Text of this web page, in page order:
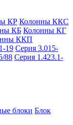
КР Колонны ККС
КБ Колонны КГ
ККП
19 Серия 3.015-
88 Серия 1.423.1-
блоки Блок